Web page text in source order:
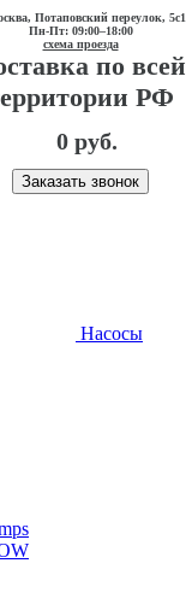
Потаповский переулок, 5с1
Пн-Пт: 09:00–18:00
схема проезда
по всей
РФ
0 руб.
Заказать звонок
Насосы